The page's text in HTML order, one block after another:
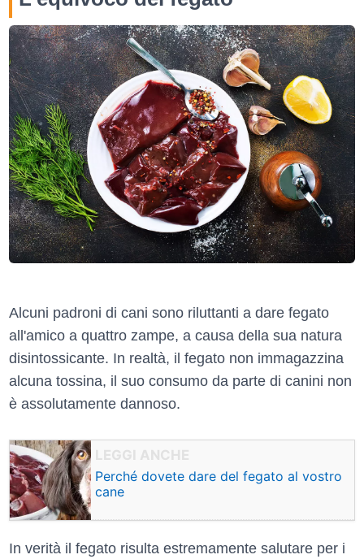
Alcuni padroni di cani sono riluttanti a dare fegato
all'amico a quattro zampe, a causa della sua natura
disintossicante. In realtà, il fegato non immagazzina
alcuna tossina, il suo consumo da parte di canini non
è assolutamente dannoso.
Perché dovete dare del fegato al vostro
cane
In verità il fegato risulta estremamente salutare per i